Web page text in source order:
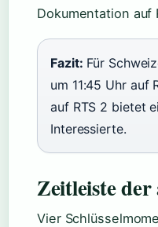
Dokumentation auf
Fazit: Für
um 11:45 Uhr auf
auf RTS 2 bietet
Interessierte.
Zeitleiste
Vier